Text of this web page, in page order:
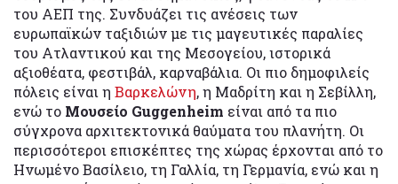
του ΑΕΠ της. Συνδυάζει τις ανέσεις των
ευρωπαϊκών ταξιδιών με τις μαγευτικές παραλίες
του Ατλαντικού και της Μεσογείου, ιστορικά
αξιοθέατα, φεστιβάλ, καρναβάλια. Οι πιο δημοφιλείς
πόλεις είναι η Βαρκελώνη, η Μαδρίτη και η Σεβίλλη,
ενώ το Μουσείο Guggenheim είναι από τα πιο
σύγχρονα αρχιτεκτονικά θαύματα του πλανήτη. Οι
περισσότεροι επισκέπτες της χώρας έρχονται από το
Ηνωμένο Βασίλειο, τη Γαλλία, τη Γερμανία, ενώ και η